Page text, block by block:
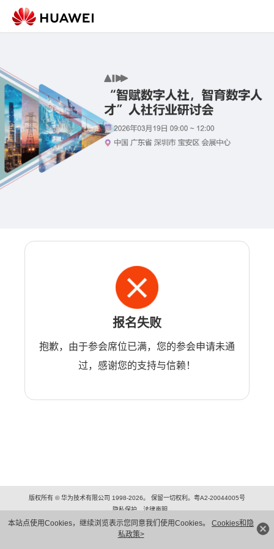
本站点使用Cookies，继续浏览表示您同意我们使用Cookies。 Cookies和隐
私政策>
报名失败
抱歉，由于参会席位已满，您的参会申请未通
过，感谢您的支持与信赖！
版权所有 © 华为技术有限公司 1998-2026。 保留一切权利。粤A2-20044005号
隐私保护
法律声明